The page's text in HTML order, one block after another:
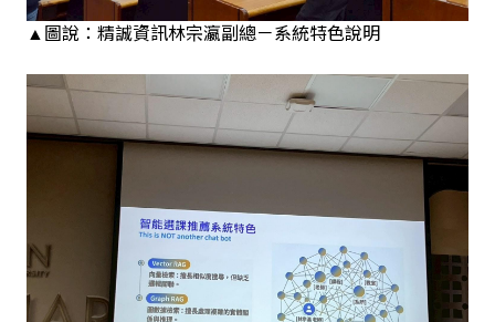
▲圖說：精誠資訊林宗瀛副總－系統特色說明